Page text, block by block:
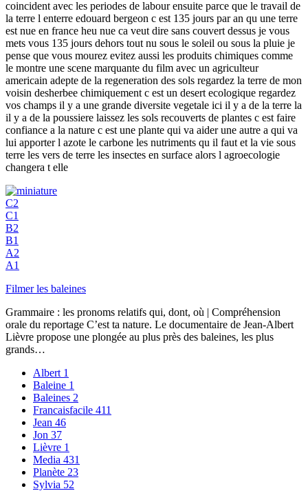
coincident avec les periodes de labour ensuite parce que le travail de
la terre l enterre edouard bergeon c est 135 jours par an qu une terre
est nue en france heu nue ca veut dire sans couvert dessus je vous
mets vous 135 jours dehors tout nu sous le soleil ou sous la pluie je
pense que vous mourez evitez aussi les produits chimiques comme
le montre une scene marquante du film avec un agriculteur
americain adepte de la regeneration des sols regardez la terre de mon
voisin desherbee chimiquement c est un desert ecologique regardez
vos champs il y a une grande diversite vegetale ici il y a de la terre la
il y a de la poussiere laissez les sols recouverts de plantes c est faire
confiance a la nature c est une plante qui va aider une autre a qui va
lui apporter l azote le carbone les nutriments qu il faut et la vie sous
terre les vers de terre les insectes en surface alors l agroecologie
changera t elle
C2
C1
B2
B1
A2
A1
Filmer les baleines
Grammaire : les pronoms relatifs qui, dont, où | Compréhension
orale du reportage C’est ta nature. Le documentaire de Jean-Albert
Lièvre propose une plongée au plus près des baleines, les plus
grands…
Albert 1
Baleine 1
Baleines 2
Francaisfacile 411
Jean 46
Jon 37
Lièvre 1
Media 431
Planète 23
Sylvia 52